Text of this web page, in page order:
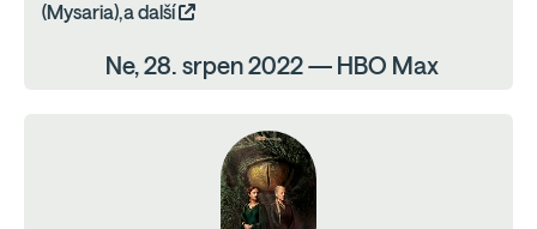
(Mysaria),a další
Ne, 28. srpen 2022 — HBO Max